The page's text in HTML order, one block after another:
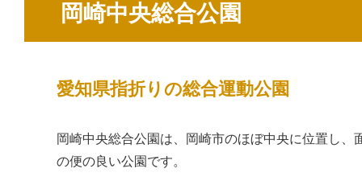
岡崎中央総合公園
愛知県指折りの総合運動公園
岡崎中央総合公園は、岡崎市のほぼ中央に位置し
の便の良い公園です。